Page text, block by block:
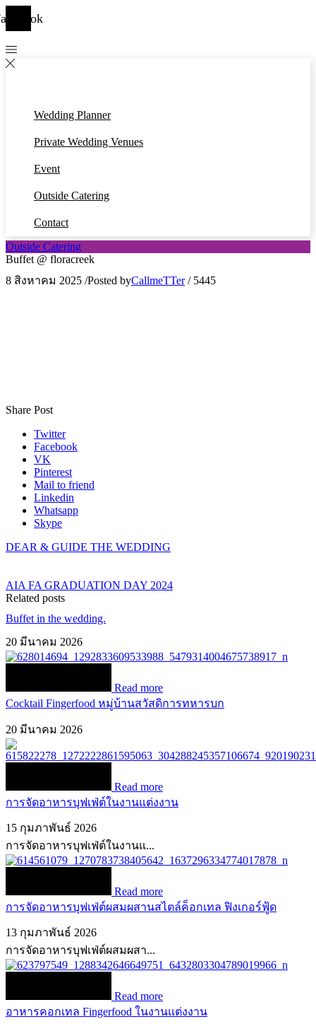
Wedding Planner
Private Wedding Venues
Event
Outside Catering
Contact
Outside Catering
Buffet @ floracreek
8 สิงหาคม 2025 /Posted byCallmeTTer / 5445
Share Post
Twitter
Facebook
VK
Pinterest
Mail to friend
Linkedin
Whatsapp
Skype
DEAR & GUIDE THE WEDDING
AIA FA GRADUATION DAY 2024
Related posts
Buffet in the wedding.
20 มีนาคม 2026
Read more
Cocktail Fingerfood หมู่บ้านสวัสดิการทหารบก
20 มีนาคม 2026
Read more
การจัดอาหารบุฟเฟ่ต์ในงานแต่งงาน
15 กุมภาพันธ์ 2026
การจัดอาหารบุฟเฟ่ต์ในงานแ...
Read more
การจัดอาหารบุฟเฟ่ต์ผสมผสานสไตล์ค็อกเทล ฟิงเกอร์ฟู้ด
13 กุมภาพันธ์ 2026
การจัดอาหารบุฟเฟ่ต์ผสมผสา...
Read more
อาหารคอกเทล Fingerfood ในงานแต่งงาน